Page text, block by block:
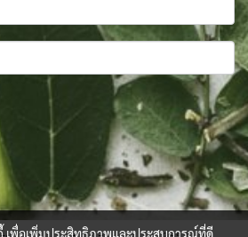
เพื่อเพิ่มประสิทธิภาพและประสบการณ์ที่ดี